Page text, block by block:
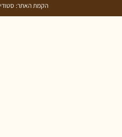
הקמת האתר: סטודיו שירי לרון